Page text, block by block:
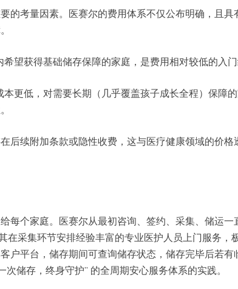
的考量因素。医赛尔的费用体系不仅公布明确，且具
望获得基础储存保障的家庭，是费用相对较低的入门
更低，对需要长期（几乎覆盖孩子成长全程）保障
后续附加条款或隐性收费，这与医疗健康领域的价格
每个家庭。医赛尔从最初咨询、签约、采集、储运一
在采集环节安排经验丰富的专业医护人员上门服务，
户平台，储存期间可查询储存状态，储存完毕后若有
储存，终身守护” 的全周期安心服务体系的实践。